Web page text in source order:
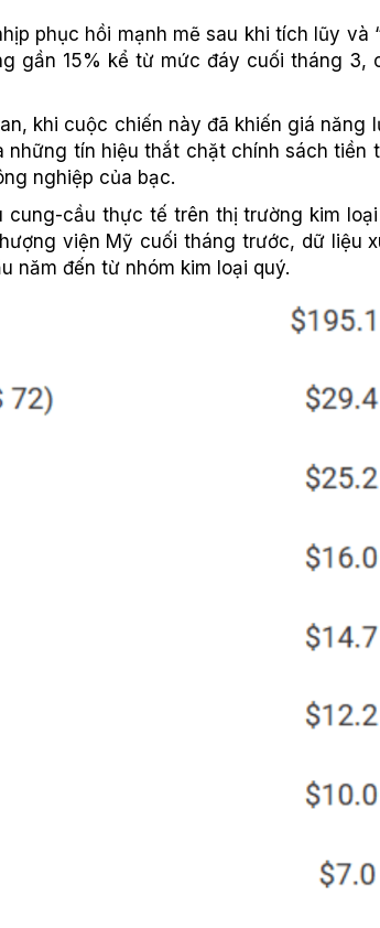
phục hồi mạnh mẽ sau khi tích lũy và
gần 15% kể từ mức đáy cuối tháng 3,
khi cuộc chiến này đã khiến giá năng
tín hiệu thắt chặt chính sách tiền
nghiệp của bạc.
cầu thực tế trên thị trường kim
viện Mỹ cuối tháng trước, dữ liệu
năm đến từ nhóm kim loại quý.